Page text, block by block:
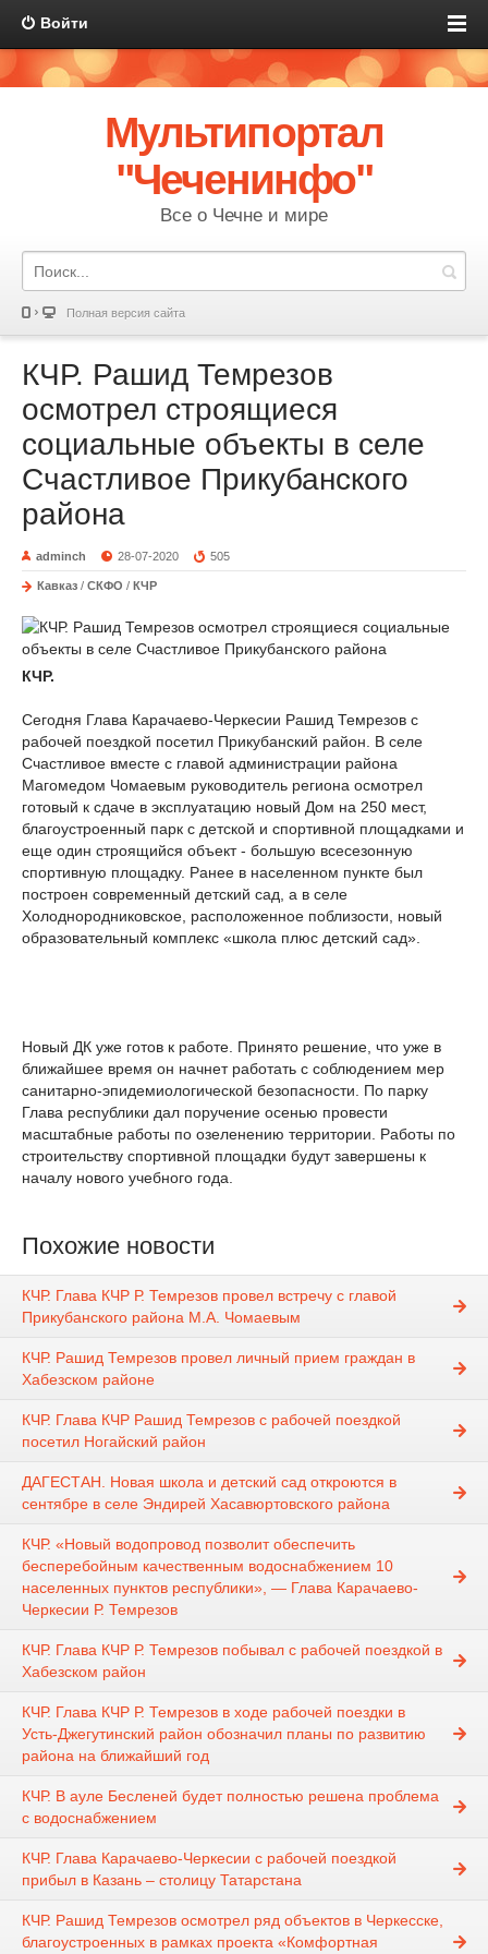
Войти
Мультипортал
"Чеченинфо"
Все о Чечне и мире
Полная версия сайта
КЧР. Рашид Темрезов
осмотрел строящиеся
социальные объекты в селе
Счастливое Прикубанского
района
adminch 28-07-2020 505
Кавказ / СКФО / КЧР
КЧР.
Сегодня Глава Карачаево-Черкесии Рашид Темрезов с
рабочей поездкой посетил Прикубанский район. В селе
Счастливое вместе с главой администрации района
Магомедом Чомаевым руководитель региона осмотрел
готовый к сдаче в эксплуатацию новый Дом на 250 мест,
благоустроенный парк с детской и спортивной площадками и
еще один строящийся объект - большую всесезонную
спортивную площадку. Ранее в населенном пункте был
построен современный детский сад, а в селе
Холоднородниковское, расположенное поблизости, новый
образовательный комплекс «школа плюс детский сад».
Новый ДК уже готов к работе. Принято решение, что уже в
ближайшее время он начнет работать с соблюдением мер
санитарно-эпидемиологической безопасности. По парку
Глава республики дал поручение осенью провести
масштабные работы по озеленению территории. Работы по
строительству спортивной площадки будут завершены к
началу нового учебного года.
Похожие новости
КЧР. Глава КЧР Р. Темрезов провел встречу с главой
Прикубанского района М.А. Чомаевым
КЧР. Рашид Темрезов провел личный прием граждан в
Хабезском районе
КЧР. Глава КЧР Рашид Темрезов с рабочей поездкой
посетил Ногайский район
ДАГЕСТАН. Новая школа и детский сад откроются в
сентябре в селе Эндирей Хасавюртовского района
КЧР. «Новый водопровод позволит обеспечить
бесперебойным качественным водоснабжением 10
населенных пунктов республики», — Глава Карачаево-
Черкесии Р. Темрезов
КЧР. Глава КЧР Р. Темрезов побывал с рабочей поездкой в
Хабезском район ​
КЧР. Глава КЧР Р. Темрезов в ходе рабочей поездки в
Усть-Джегутинский район обозначил планы по развитию
района на ближайший год
КЧР. В ауле Бесленей будет полностью решена проблема
с водоснабжением
КЧР. Глава Карачаево-Черкесии с рабочей поездкой
прибыл в Казань – столицу Татарстана
КЧР. Рашид Темрезов осмотрел ряд объектов в Черкесске,
благоустроенных в рамках проекта «Комфортная